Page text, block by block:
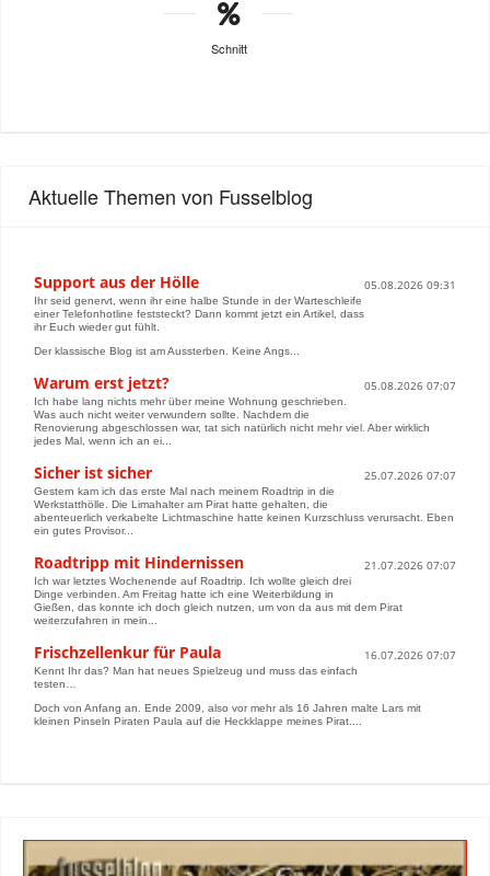
Schnitt
Aktuelle Themen von Fusselblog
Support aus der Hölle 05.08.2026 09:31
Ihr seid genervt, wenn ihr eine halbe Stunde in der Warteschleife
einer Telefonhotline feststeckt? Dann kommt jetzt ein Artikel, dass
ihr Euch wieder gut fühlt.
Der klassische Blog ist am Aussterben. Keine Angs...
Warum erst jetzt? 05.08.2026 07:07
Ich habe lang nichts mehr über meine Wohnung geschrieben.
Was auch nicht weiter verwundern sollte. Nachdem die
Renovierung abgeschlossen war, tat sich natürlich nicht mehr viel. Aber wirklich
jedes Mal, wenn ich an ei...
Sicher ist sicher 25.07.2026 07:07
Gestern kam ich das erste Mal nach meinem Roadtrip in die
Werkstatthölle. Die Limahalter am Pirat hatte gehalten, die
abenteuerlich verkabelte Lichtmaschine hatte keinen Kurzschluss verursacht. Eben
ein gutes Provisor...
Roadtripp mit Hindernissen 21.07.2026 07:07
Ich war letztes Wochenende auf Roadtrip. Ich wollte gleich drei
Dinge verbinden. Am Freitag hatte ich eine Weiterbildung in
Gießen, das konnte ich doch gleich nutzen, um von da aus mit dem Pirat
weiterzufahren in mein...
Frischzellenkur für Paula 16.07.2026 07:07
Kennt Ihr das? Man hat neues Spielzeug und muss das einfach
testen…
Doch von Anfang an. Ende 2009, also vor mehr als 16 Jahren malte Lars mit
kleinen Pinseln Piraten Paula auf die Heckklappe meines Pirat....